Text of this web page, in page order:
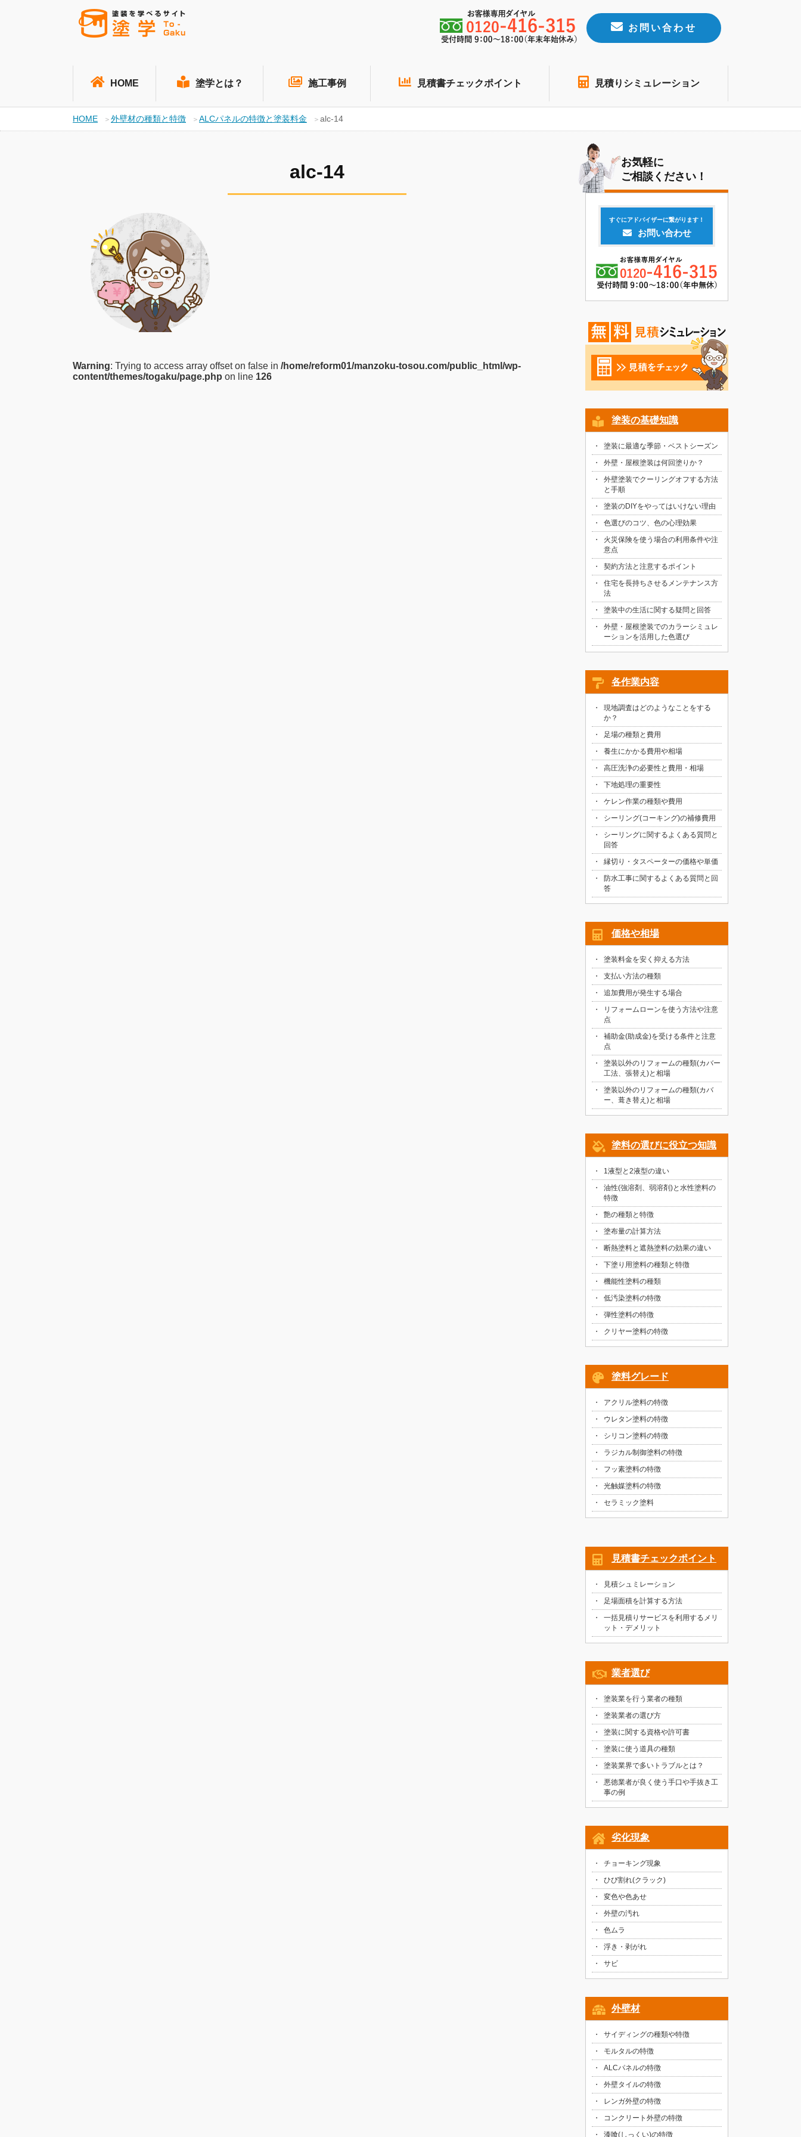
お問い合わせ
HOME 塗学とは？ 施工事例 見積書チェックポイント 見積りシミュレーション
HOME 外壁材の種類と特徴 ALCパネルの特徴と塗装料金 alc-14
alc-14
Warning: Trying to access array offset on false in /home/reform01/manzoku-tosou.com/public_html/wp-
content/themes/togaku/page.php on line 126
お気軽に
ご相談ください！
すぐにアドバイザーに繋がります！
お問い合わせ
塗装の基礎知識
塗装に最適な季節・ベストシーズン
外壁・屋根塗装は何回塗りか？
外壁塗装でクーリングオフする方法
と手順
塗装のDIYをやってはいけない理由
色選びのコツ、色の心理効果
火災保険を使う場合の利用条件や注
意点
契約方法と注意するポイント
住宅を長持ちさせるメンテナンス方
法
塗装中の生活に関する疑問と回答
外壁・屋根塗装でのカラーシミュレ
ーションを活用した色選び
各作業内容
現地調査はどのようなことをする
か？
足場の種類と費用
養生にかかる費用や相場
高圧洗浄の必要性と費用・相場
下地処理の重要性
ケレン作業の種類や費用
シーリング(コーキング)の補修費用
シーリングに関するよくある質問と
回答
縁切り・タスペーターの価格や単価
防水工事に関するよくある質問と回
答
価格や相場
塗装料金を安く抑える方法
支払い方法の種類
追加費用が発生する場合
リフォームローンを使う方法や注意
点
補助金(助成金)を受ける条件と注意
点
塗装以外のリフォームの種類(カバー
工法、張替え)と相場
塗装以外のリフォームの種類(カバ
ー、葺き替え)と相場
塗料の選びに役立つ知識
1液型と2液型の違い
油性(強溶剤、弱溶剤)と水性塗料の
特徴
艶の種類と特徴
塗布量の計算方法
断熱塗料と遮熱塗料の効果の違い
下塗り用塗料の種類と特徴
機能性塗料の種類
低汚染塗料の特徴
弾性塗料の特徴
クリヤー塗料の特徴
塗料グレード
アクリル塗料の特徴
ウレタン塗料の特徴
シリコン塗料の特徴
ラジカル制御塗料の特徴
フッ素塗料の特徴
光触媒塗料の特徴
セラミック塗料
見積書チェックポイント
見積シュミレーション
足場面積を計算する方法
一括見積りサービスを利用するメリ
ット・デメリット
業者選び
塗装業を行う業者の種類
塗装業者の選び方
塗装に関する資格や許可書
塗装に使う道具の種類
塗装業界で多いトラブルとは？
悪徳業者が良く使う手口や手抜き工
事の例
劣化現象
チョーキング現象
ひび割れ(クラック)
変色や色あせ
外壁の汚れ
色ムラ
浮き・剥がれ
サビ
外壁材
サイディングの種類や特徴
モルタルの特徴
ALCパネルの特徴
外壁タイルの特徴
レンガ外壁の特徴
コンクリート外壁の特徴
漆喰(しっくい)の特徴